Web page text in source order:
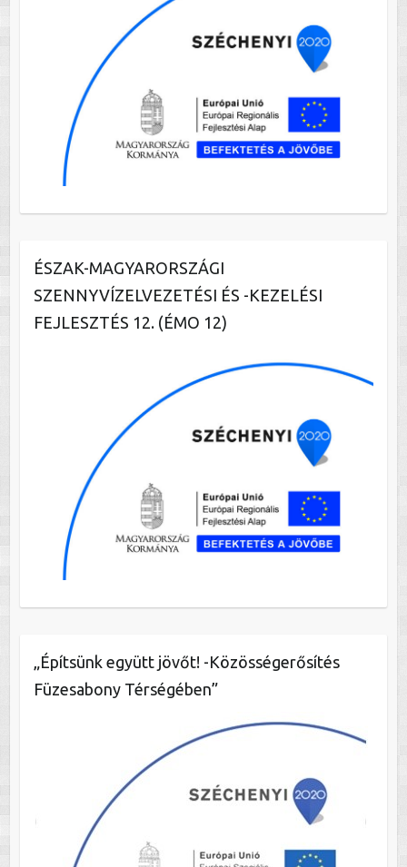
ÉSZAK-MAGYARORSZÁGI
SZENNYVÍZELVEZETÉSI ÉS -KEZELÉSI
FEJLESZTÉS 12. (ÉMO 12)
„Építsünk együtt jövőt! -Közösségerősítés
Füzesabony Térségében”